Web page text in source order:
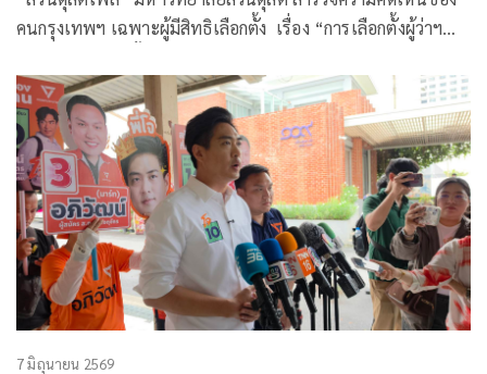
คนกรุงเทพฯ เฉพาะผู้มีสิทธิเลือกตั้ง เรื่อง “การเลือกตั้งผู้ว่าฯ
7 มิถุนายน 2569